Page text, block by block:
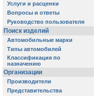
Услуги и расценки
Вопросы и ответы
Руководство пользователя
Поиск изделий
Автомобильные марки
Типы автомобилей
Классификация по
назначению
Организации
Производители
Представительства